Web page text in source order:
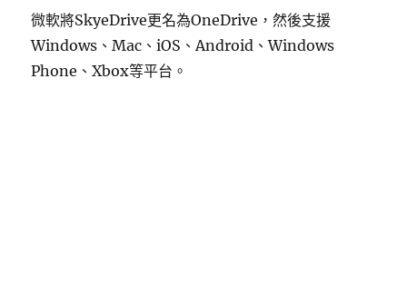
微軟將SkyeDrive更名為OneDrive，然後支援
Windows、Mac、iOS、Android、Windows
Phone、Xbox等平台。